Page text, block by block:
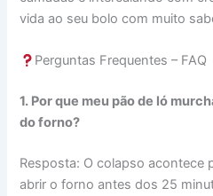
vida ao seu bolo com muito
Perguntas Frequentes – FAQ
1. Por que meu pão de ló
do forno?
Resposta: O colapso acontece
abrir o forno antes dos 25